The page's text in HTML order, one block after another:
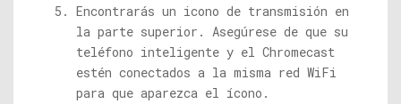
Encontrarás un icono de transmisión en
la parte superior. Asegúrese de que su
teléfono inteligente y el Chromecast
estén conectados a la misma red WiFi
para que aparezca el ícono.